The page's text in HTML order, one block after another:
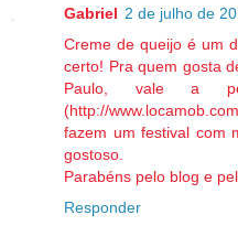
Gabriel 2 de julho de
Creme de queijo é um
certo! Pra quem gosta
Paulo, vale a
(http://
fazem um festival com
gostoso.
Parabéns pelo blog e
Responder